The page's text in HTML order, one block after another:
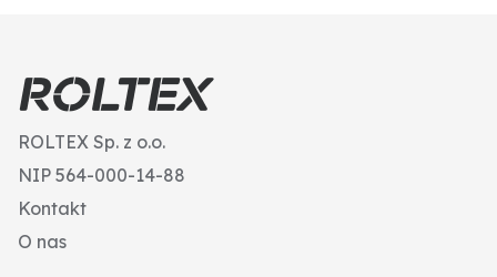
ROLTEX Sp. z o.o.
NIP 564-000-14-88
Kontakt
O nas